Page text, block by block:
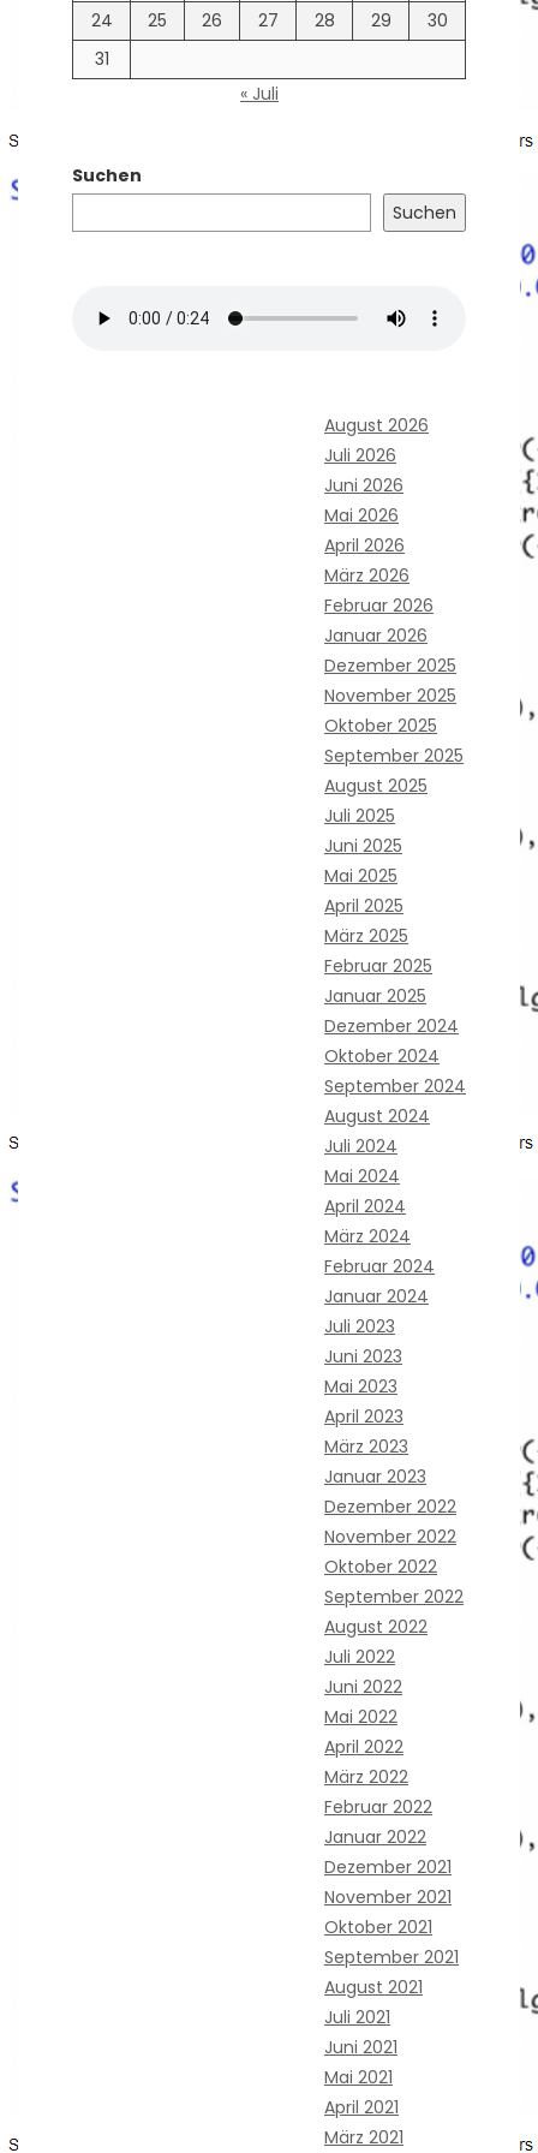
24 25 26 27 28 29
30
31
« Juli
Suchen
Suchen
August 2026
Juli 2026
Juni 2026
Mai 2026
April 2026
März 2026
Februar 2026
Januar 2026
Dezember 2025
November 2025
Oktober 2025
September 2025
August 2025
Juli 2025
Juni 2025
Mai 2025
April 2025
März 2025
Februar 2025
Januar 2025
Dezember 2024
Oktober 2024
September 2024
August 2024
Juli 2024
Mai 2024
April 2024
März 2024
Februar 2024
Januar 2024
Juli 2023
Juni 2023
Mai 2023
April 2023
März 2023
Januar 2023
Dezember 2022
November 2022
Oktober 2022
September 2022
August 2022
Juli 2022
Juni 2022
Mai 2022
April 2022
März 2022
Februar 2022
Januar 2022
Dezember 2021
November 2021
Oktober 2021
September 2021
August 2021
Juli 2021
Juni 2021
Mai 2021
April 2021
März 2021